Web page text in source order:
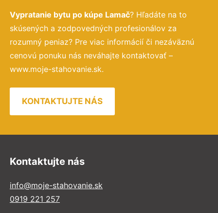
Vypratanie bytu po kúpe Lamač? Hľadáte na to
skúsených a zodpovedných profesionálov za
rozumný peniaz? Pre viac informácií či nezáväznú
cenovú ponuku nás neváhajte kontaktovať –
www.moje-stahovanie.sk.
KONTAKTUJTE NÁS
Kontaktujte nás
info@moje-stahovanie.sk
0919 221 257